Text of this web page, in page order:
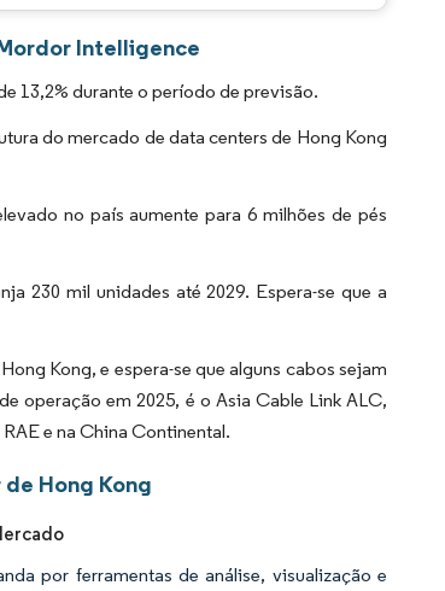
Intelligence
13,2% durante o período de previsão.
do mercado de data centers de Hong Kong
no país aumente para 6 milhões de pés
230 mil unidades até 2029. Espera-se que a
Kong, e espera-se que alguns cabos sejam
operação em 2025, é o Asia Cable Link ALC,
e na China Continental.
Hong Kong
por ferramentas de análise, visualização e